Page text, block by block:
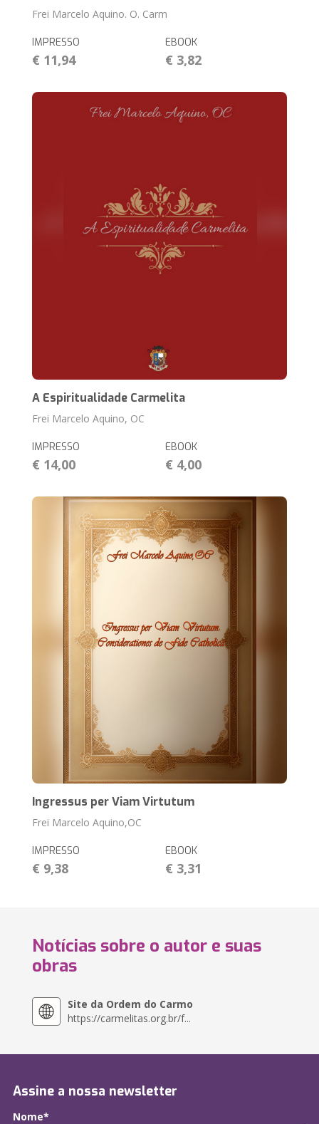
Frei Marcelo Aquino. O. Carm
IMPRESSO
€ 11,94
EBOOK
€ 3,82
A Espiritualidade Carmelita
Frei Marcelo Aquino, OC
IMPRESSO
€ 14,00
EBOOK
€ 4,00
Ingressus per Viam Virtutum
Frei Marcelo Aquino,OC
IMPRESSO
€ 9,38
EBOOK
€ 3,31
Notícias sobre o autor e suas
obras
Site da Ordem do Carmo
https://carmelitas.org.br/f...
Assine a nossa newsletter
Nome*